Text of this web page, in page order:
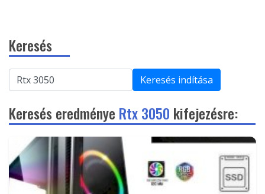
Keresés
Keresés indítása
Keresés eredménye Rtx 3050 kifejezésre: